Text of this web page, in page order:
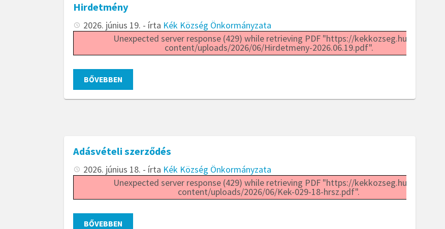
Hirdetmény
2026. június 19. - írta Kék Község Önkormányzata
Unexpected server response (429) while retrieving PDF "https://kekkozseg.hu/wp-
content/uploads/2026/06/Hirdetmeny-2026.06.19.pdf".
BŐVEBBEN
Adásvételi szerződés
2026. június 18. - írta Kék Község Önkormányzata
Unexpected server response (429) while retrieving PDF "https://kekkozseg.hu/wp-
content/uploads/2026/06/Kek-029-18-hrsz.pdf".
BŐVEBBEN